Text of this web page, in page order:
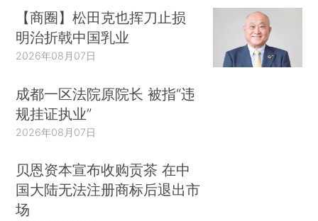
【商圈】松田克也挥刀止损
明治折戟中国乳业
2026年08月07日
成都一区法院原院长 被指“违
规挂证执业”
2026年08月07日
贝恩资本宣布收购贡茶 在中
国大陆无法注册商标后退出市
场